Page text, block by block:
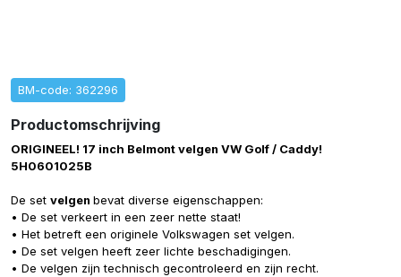
BM-code: 362296
Productomschrijving
ORIGINEEL! 17 inch Belmont velgen VW Golf / Caddy!
5H0601025B
De set velgen bevat diverse eigenschappen:
• De set verkeert in een zeer nette staat!
• Het betreft een originele Volkswagen set velgen.
• De set velgen heeft zeer lichte beschadigingen.
• De velgen zijn technisch gecontroleerd en zijn recht.